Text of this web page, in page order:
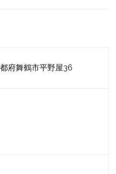
府舞鶴市平野屋36